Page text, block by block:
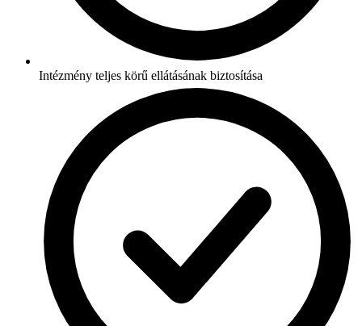
Intézmény teljes körű ellátásának biztosítása